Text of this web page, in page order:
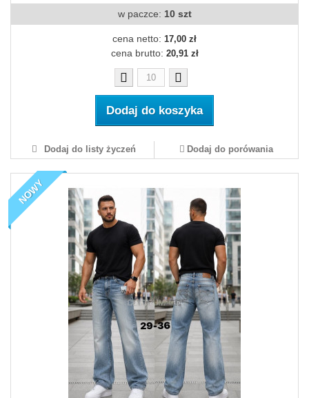
w paczce: 10 szt
cena netto: 17,00 zł
cena brutto: 20,91 zł
Dodaj do koszyka
Dodaj do listy życzeń Dodaj do porówania
NOWY